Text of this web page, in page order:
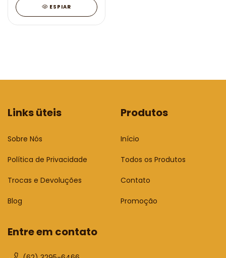
ESPIAR
Links üteis
Sobre Nós
Política de Privacidade
Trocas e Devoluções
Blog
Produtos
Início
Todos os Produtos
Contato
Promoção
Entre em contato